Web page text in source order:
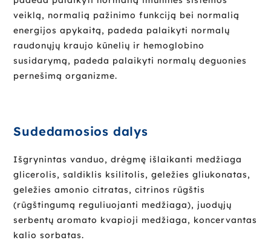
veiklą, normalią pažinimo funkciją bei normalią
energijos apykaitą, padeda palaikyti normalų
raudonųjų kraujo kūnelių ir hemoglobino
susidarymą, padeda palaikyti normalų deguonies
pernešimą organizme.
Sudedamosios dalys
Išgrynintas vanduo, drėgmę išlaikanti medžiaga
glicerolis, saldiklis ksilitolis, geležies gliukonatas,
geležies amonio citratas, citrinos rūgštis
(rūgštingumą reguliuojanti medžiaga), juodųjų
serbentų aromato kvapioji medžiaga, koncervantas
kalio sorbatas.